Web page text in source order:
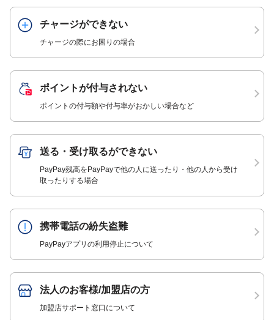
チャージができない
チャージの際にお困りの場合
ポイントが付与されない
ポイントの付与額や付与率がおかしい場合など
送る・受け取るができない
PayPay残高をPayPayで他の人に送ったり・他の人から受け
取ったりする場合
携帯電話の紛失盗難
PayPayアプリの利用停止について
法人のお客様/加盟店の方
加盟店サポート窓口について